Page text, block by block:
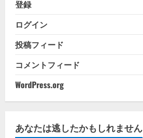
登録
ログイン
投稿フィード
コメントフィード
WordPress.org
あなたは逃したかもしれません